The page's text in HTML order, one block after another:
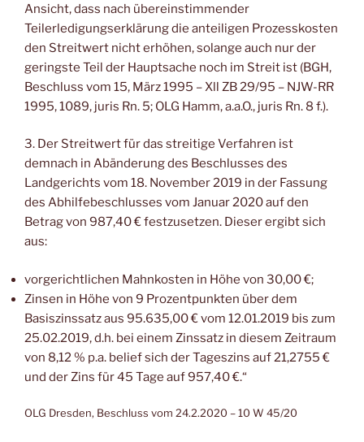
Ansicht, dass nach übereinstimmender
Teilerledigungserklärung die anteiligen Prozesskosten
den Streitwert nicht erhöhen, solange auch nur der
geringste Teil der Hauptsache noch im Streit ist (BGH,
Beschluss vom 15, März 1995 – Xll ZB 29/95 – NJW-RR
1995, 1089, juris Rn. 5; OLG Hamm, a.a.O., juris Rn. 8 f.).
3. Der Streitwert für das streitige Verfahren ist
demnach in Abänderung des Beschlusses des
Landgerichts vom 18. November 2019 in der Fassung
des Abhilfebeschlusses vom Januar 2020 auf den
Betrag von 987,40 € festzusetzen. Dieser ergibt sich
aus:
vorgerichtlichen Mahnkosten in Höhe von 30,00 €;
Zinsen in Höhe von 9 Prozentpunkten über dem
Basiszinssatz aus 95.635,00 € vom 12.01.2019 bis zum
25.02.2019, d.h. bei einem Zinssatz in diesem Zeitraum
von 8,12 % p.a. belief sich der Tageszins auf 21,2755 €
und der Zins für 45 Tage auf 957,40 €.“
OLG Dresden, Beschluss vom 24.2.2020 – 10 W 45/20